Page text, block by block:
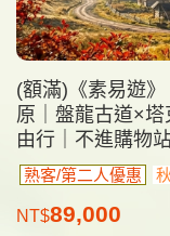
(額滿)《素易遊
原｜盤龍古道×
由行｜不進購物
熟客/第二人優惠
NT$89,000